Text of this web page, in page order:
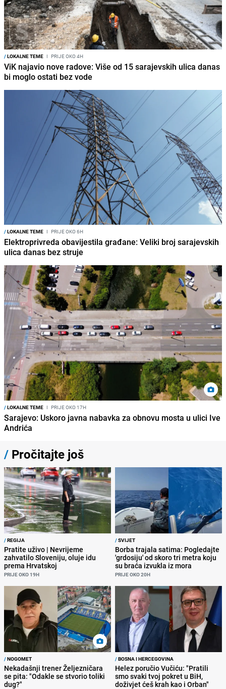
/LOKALNE TEME I PRIJE OKO 4H
ViK najavio nove radove: Više od 15 sarajevskih ulica danas
bi moglo ostati bez vode
/LOKALNE TEME I PRIJE OKO 6H
Elektroprivreda obavijestila građane: Veliki broj sarajevskih
ulica danas bez struje
/LOKALNE TEME I PRIJE OKO 17H
Sarajevo: Uskoro javna nabavka za obnovu mosta u ulici Ive
Andrića
/ Pročitajte još
/REGIJA
Pratite uživo | Nevrijeme
zahvatilo Sloveniju, oluje idu
prema Hrvatskoj
PRIJE OKO 19H
/SVIJET
Borba trajala satima: Pogledajte
'grdosiju' od skoro tri metra koju
su braća izvukla iz mora
PRIJE OKO 20H
/NOGOMET
Nekadašnji trener Željezničara
se pita: "Odakle se stvorio toliki
dug?"
/BOSNA I HERCEGOVINA
Helez poručio Vučiću: "Pratili
smo svaki tvoj pokret u BiH,
doživjet ćeš krah kao i Orban"